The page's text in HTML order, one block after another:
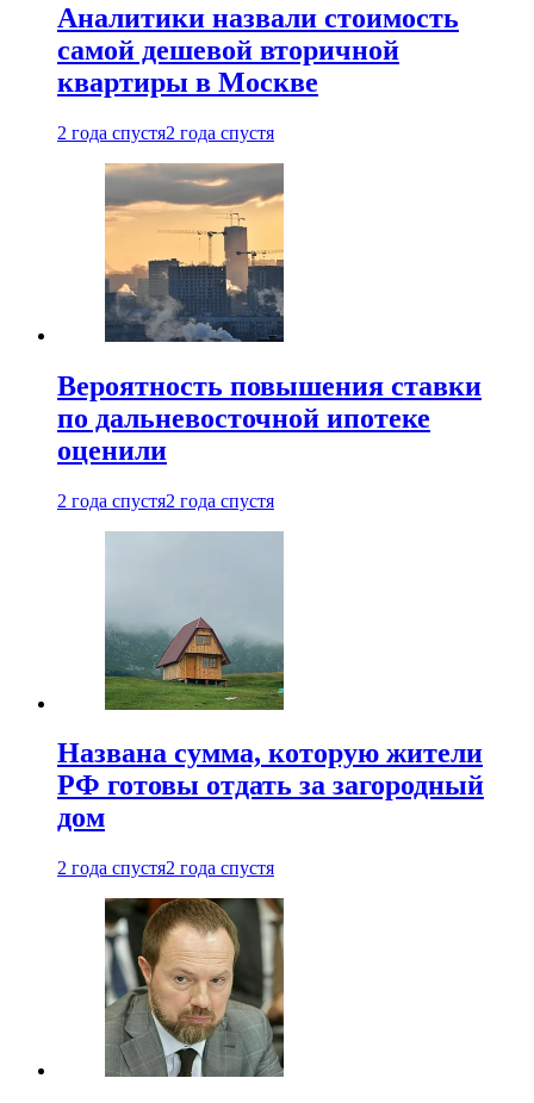
Аналитики назвали стоимость
самой дешевой вторичной
квартиры в Москве
2 года спустя2 года спустя
Вероятность повышения ставки
по дальневосточной ипотеке
оценили
2 года спустя2 года спустя
Названа сумма, которую жители
РФ готовы отдать за загородный
дом
2 года спустя2 года спустя